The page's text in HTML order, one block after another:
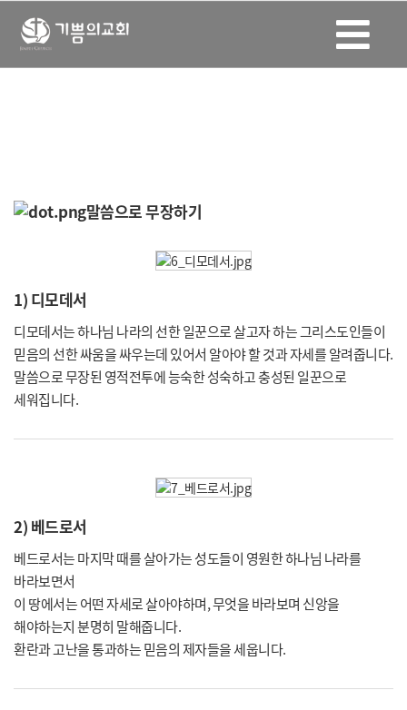
말씀으로 무장하기
1) 디모데서
디모데서는 하나님 나라의 선한 일꾼으로 살고자 하는 그리스도인들이
믿음의 선한 싸움을 싸우는데 있어서 알아야 할 것과 자세를 알려줍니다.
말씀으로 무장된 영적전투에 능숙한 성숙하고 충성된 일꾼으로
세워집니다.
2) 베드로서
베드로서는 마지막 때를 살아가는 성도들이 영원한 하나님 나라를
바라보면서
이 땅에서는 어떤 자세로 살아야하며, 무엇을 바라보며 신앙을
해야하는지 분명히 말해줍니다.
환란과 고난을 통과하는 믿음의 제자들을 세웁니다.